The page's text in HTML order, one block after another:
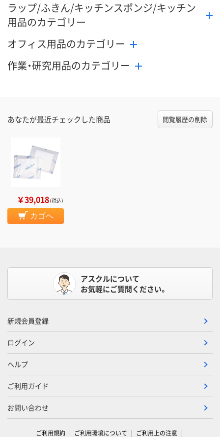
ラップ/ふきん/キッチンスポンジ/キッチン
用品のカテゴリー
オフィス用品のカテゴリー
作業・研究用品のカテゴリー
あなたが最近チェックした商品 閲覧履歴の削除
￥39,018（税込）
カゴへ
アスクルについて
お気軽にご質問ください。
新規会員登録
ログイン
ヘルプ
ご利用ガイド
お問い合わせ
ご利用規約 ご利用環境について ご利用上の注意